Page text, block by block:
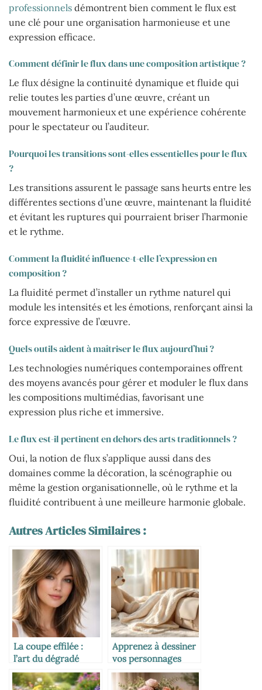
professionnels démontrent bien comment le flux est
une clé pour une organisation harmonieuse et une
expression efficace.
Comment définir le flux dans une composition artistique ?
Le flux désigne la continuité dynamique et fluide qui
relie toutes les parties d’une œuvre, créant un
mouvement harmonieux et une expérience cohérente
pour le spectateur ou l’auditeur.
Pourquoi les transitions sont-elles essentielles pour le flux
?
Les transitions assurent le passage sans heurts entre les
différentes sections d’une œuvre, maintenant la fluidité
et évitant les ruptures qui pourraient briser l’harmonie
et le rythme.
Comment la fluidité influence-t-elle l’expression en
composition ?
La fluidité permet d’installer un rythme naturel qui
module les intensités et les émotions, renforçant ainsi la
force expressive de l’œuvre.
Quels outils aident à maîtriser le flux aujourd’hui ?
Les technologies numériques contemporaines offrent
des moyens avancés pour gérer et moduler le flux dans
les compositions multimédias, favorisant une
expression plus riche et immersive.
Le flux est-il pertinent en dehors des arts traditionnels ?
Oui, la notion de flux s’applique aussi dans des
domaines comme la décoration, la scénographie ou
même la gestion organisationnelle, où le rythme et la
fluidité contribuent à une meilleure harmonie globale.
Autres Articles Similaires :
La coupe effilée :
l’art du dégradé
léger pour un style
naturel et aérien
Apprenez à dessiner
vos personnages
Disney préférés en
toute simplicité